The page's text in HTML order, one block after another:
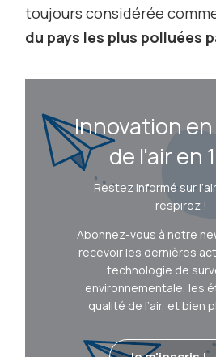
toujours considérée
du pays les plus polluées
Innovation
de l'air en
Restez informé sur
respirez !
Abonnez-vous à notre
recevoir les dernières
technologie de
environnementale, les
qualité de l’air, et bien